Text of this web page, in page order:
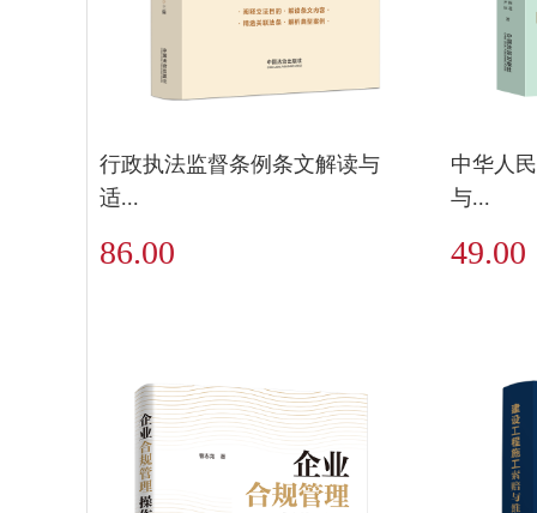
行政执法监督条例条文解读与
适...
86.00
中华人
与...
49.00